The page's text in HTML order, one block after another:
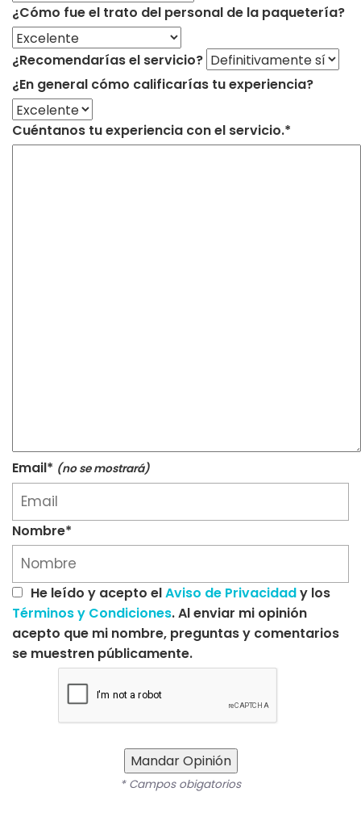
¿Cómo fue el trato del personal de la paquetería?
¿Recomendarías el servicio?
¿En general cómo calificarías tu experiencia?
Cuéntanos tu experiencia con el servicio.*
Email* (no se mostrará)
Nombre*
He leído y acepto elAviso de Privacidady los
Términos y Condiciones. Al enviar mi opinión
acepto que mi nombre, preguntas y comentarios
se muestren públicamente.
Mandar Opinión
* Campos obigatorios